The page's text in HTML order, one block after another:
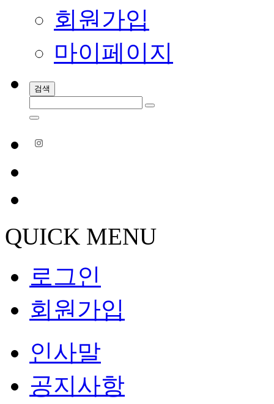
회원가입
마이페이지
검색
QUICK MENU
로그인
회원가입
인사말
공지사항